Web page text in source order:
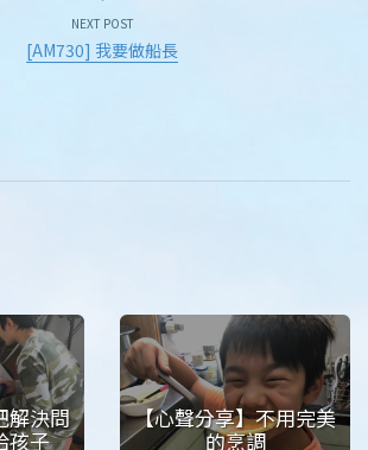
NEXT POST
[AM730] 我要做船長
解決問
孩子
【心聲分享】不用完美
的烹調